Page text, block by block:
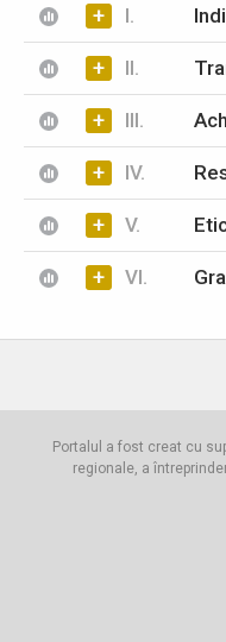
+ I.
+ II.
+ III.
+ IV.
+ V.
+ VI.
Portalul a fost creat cu
regionale, a